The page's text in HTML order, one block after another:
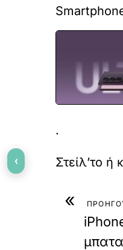
.
«
‹